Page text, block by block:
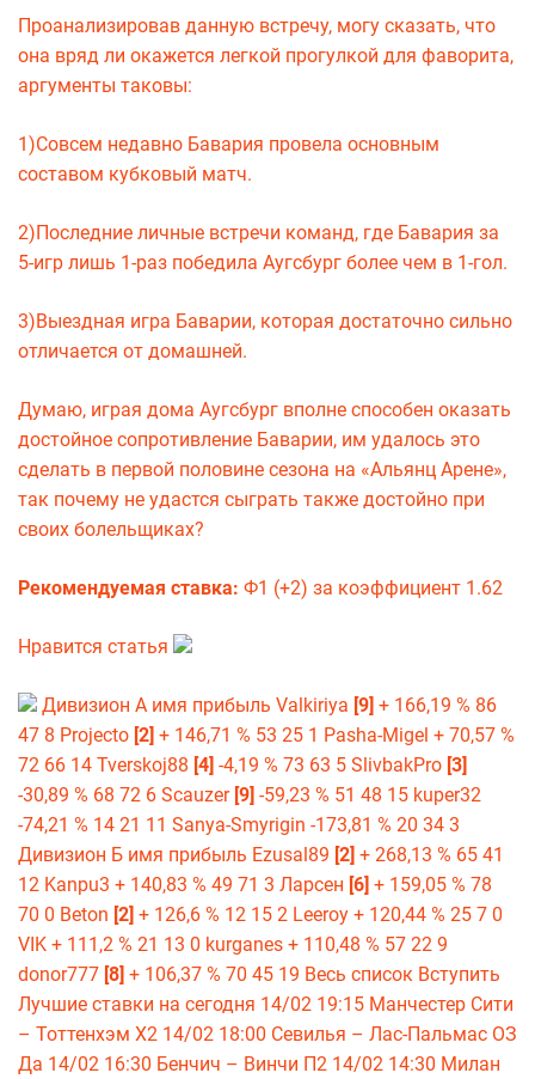
Проанализировав данную встречу, могу сказать, что
она вряд ли окажется легкой прогулкой для фаворита,
аргументы таковы:
1)Совсем недавно Бавария провела основным
составом кубковый матч.
2)Последние личные встречи команд, где Бавария за
5-игр лишь 1-раз победила Аугсбург более чем в 1-гол.
3)Выездная игра Баварии, которая достаточно сильно
отличается от домашней.
Думаю, играя дома Аугсбург вполне способен оказать
достойное сопротивление Баварии, им удалось это
сделать в первой половине сезона на «Альянц Арене»,
так почему не удастся сыграть также достойно при
своих болельщиках?
Рекомендуемая ставка: Ф1 (+2) за коэффициент 1.62
Нравится статья
Дивизион А имя прибыль Valkiriya [9] + 166,19 % 86
47 8 Projecto [2] + 146,71 % 53 25 1 Pasha-Migel + 70,57 %
72 66 14 Tverskoj88 [4] -4,19 % 73 63 5 SlivbakPro [3]
-30,89 % 68 72 6 Scauzer [9] -59,23 % 51 48 15 kuper32
-74,21 % 14 21 11 Sanya-Smyrigin -173,81 % 20 34 3
Дивизион Б имя прибыль Ezusal89 [2] + 268,13 % 65 41
12 Kanpu3 + 140,83 % 49 71 3 Ларсен [6] + 159,05 % 78
70 0 Beton [2] + 126,6 % 12 15 2 Leeroy + 120,44 % 25 7 0
VIK + 111,2 % 21 13 0 kurganes + 110,48 % 57 22 9
donor777 [8] + 106,37 % 70 45 19 Весь список Вступить
Лучшие ставки на сегодня 14/02 19:15 Манчестер Сити
– Тоттенхэм Х2 14/02 18:00 Севилья – Лас-Пальмас ОЗ
Да 14/02 16:30 Бенчич – Винчи П2 14/02 14:30 Милан